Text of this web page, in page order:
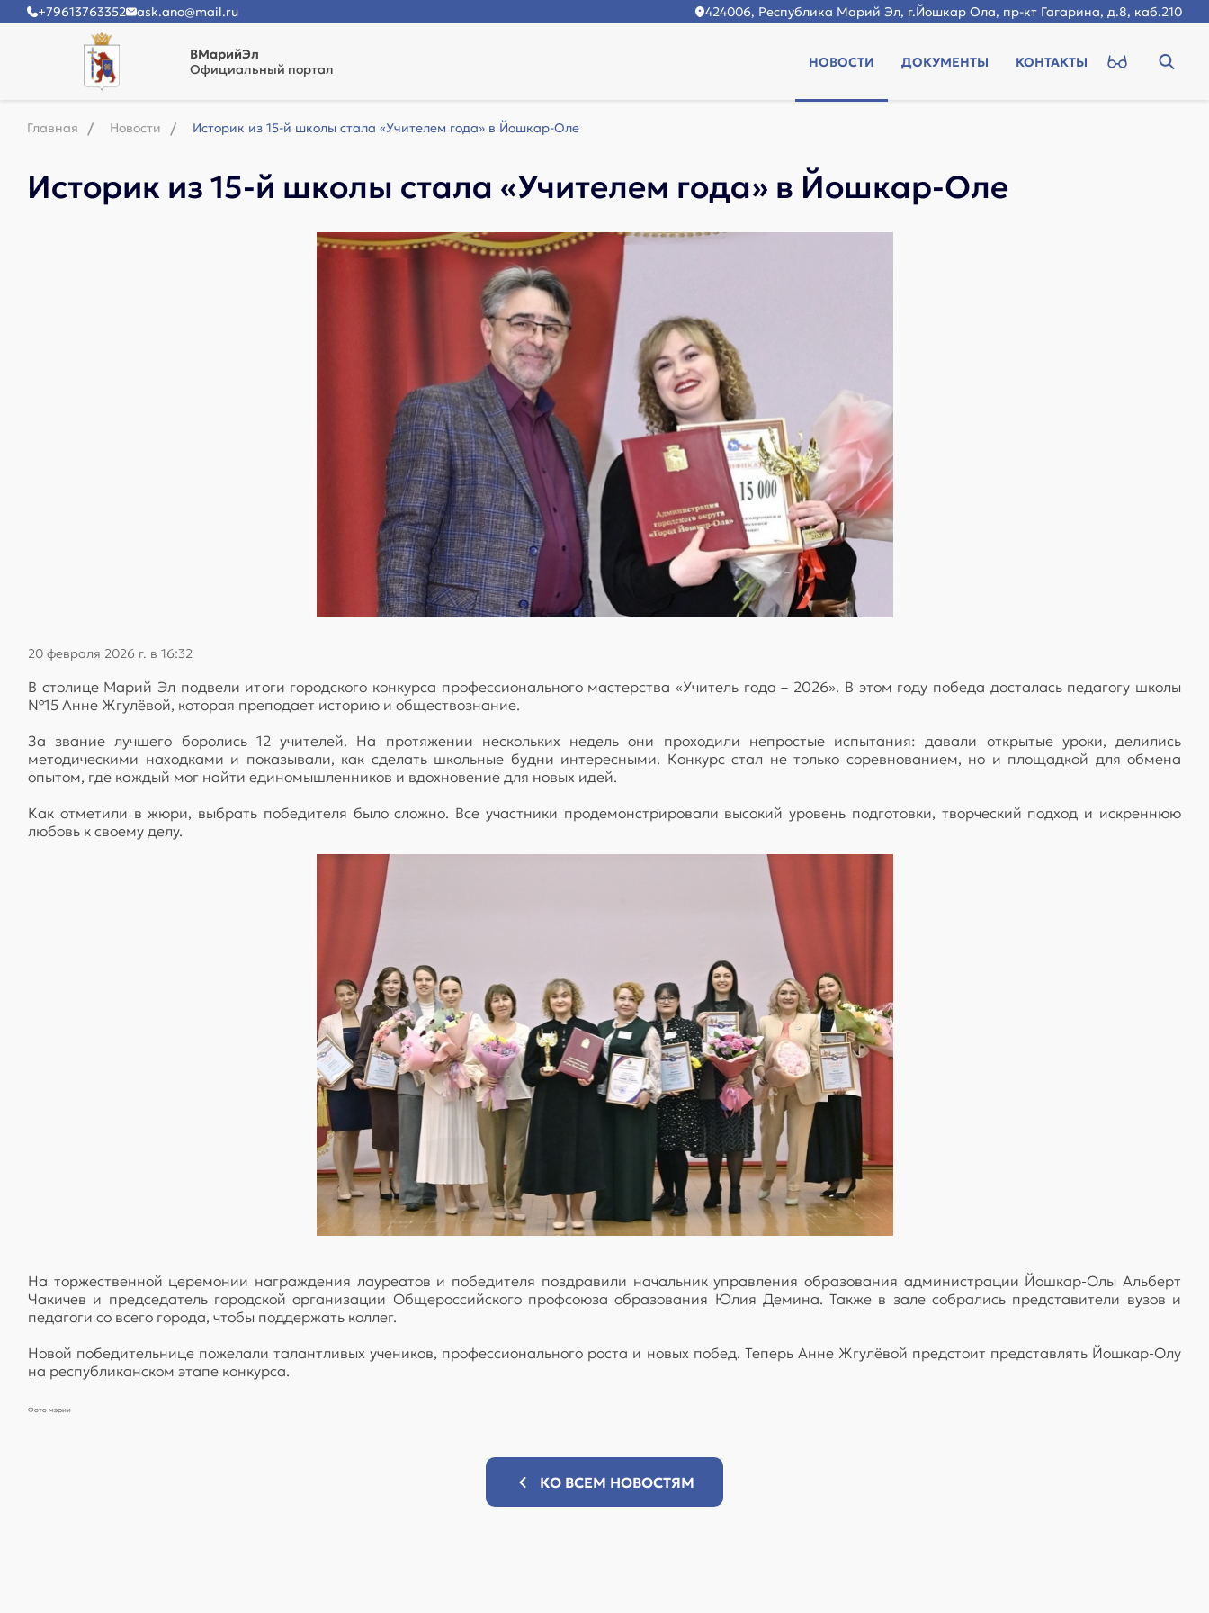
+79613763352 ask.ano@mail.ru 424006, Республика Марий Эл, г.Йошкар Ола, пр-кт Гагарина, д.8, каб.210
ВМарийЭл
Официальный портал
НОВОСТИ ДОКУМЕНТЫ КОНТАКТЫ
Главная Новости Историк из 15-й школы стала «Учителем года» в Йошкар-Оле
Историк из 15-й школы стала «Учителем года» в Йошкар-Оле
20 февраля 2026 г. в 16:32
В столице Марий Эл подвели итоги городского конкурса профессионального мастерства «Учитель года – 2026». В этом году победа досталась педагогу школы
№15 Анне Жгулёвой, которая преподает историю и обществознание.
За звание лучшего боролись 12 учителей. На протяжении нескольких недель они проходили непростые испытания: давали открытые уроки, делились
методическими находками и показывали, как сделать школьные будни интересными. Конкурс стал не только соревнованием, но и площадкой для обмена
опытом, где каждый мог найти единомышленников и вдохновение для новых идей.
Как отметили в жюри, выбрать победителя было сложно. Все участники продемонстрировали высокий уровень подготовки, творческий подход и искреннюю
любовь к своему делу.
На торжественной церемонии награждения лауреатов и победителя поздравили начальник управления образования администрации Йошкар-Олы Альберт
Чакичев и председатель городской организации Общероссийского профсоюза образования Юлия Демина. Также в зале собрались представители вузов и
педагоги со всего города, чтобы поддержать коллег.
Новой победительнице пожелали талантливых учеников, профессионального роста и новых побед. Теперь Анне Жгулёвой предстоит представлять Йошкар-Олу
на республиканском этапе конкурса.
Фото мэрии
КО ВСЕМ НОВОСТЯМ